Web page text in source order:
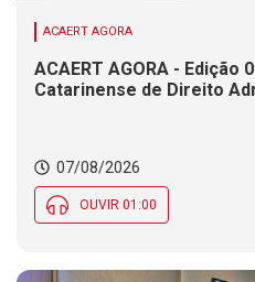
ACAERT AGORA
ACAERT AGORA - Edição
Catarinense de Direito
mantém em parte de SC
07/08/2026
OUVIR 01:00